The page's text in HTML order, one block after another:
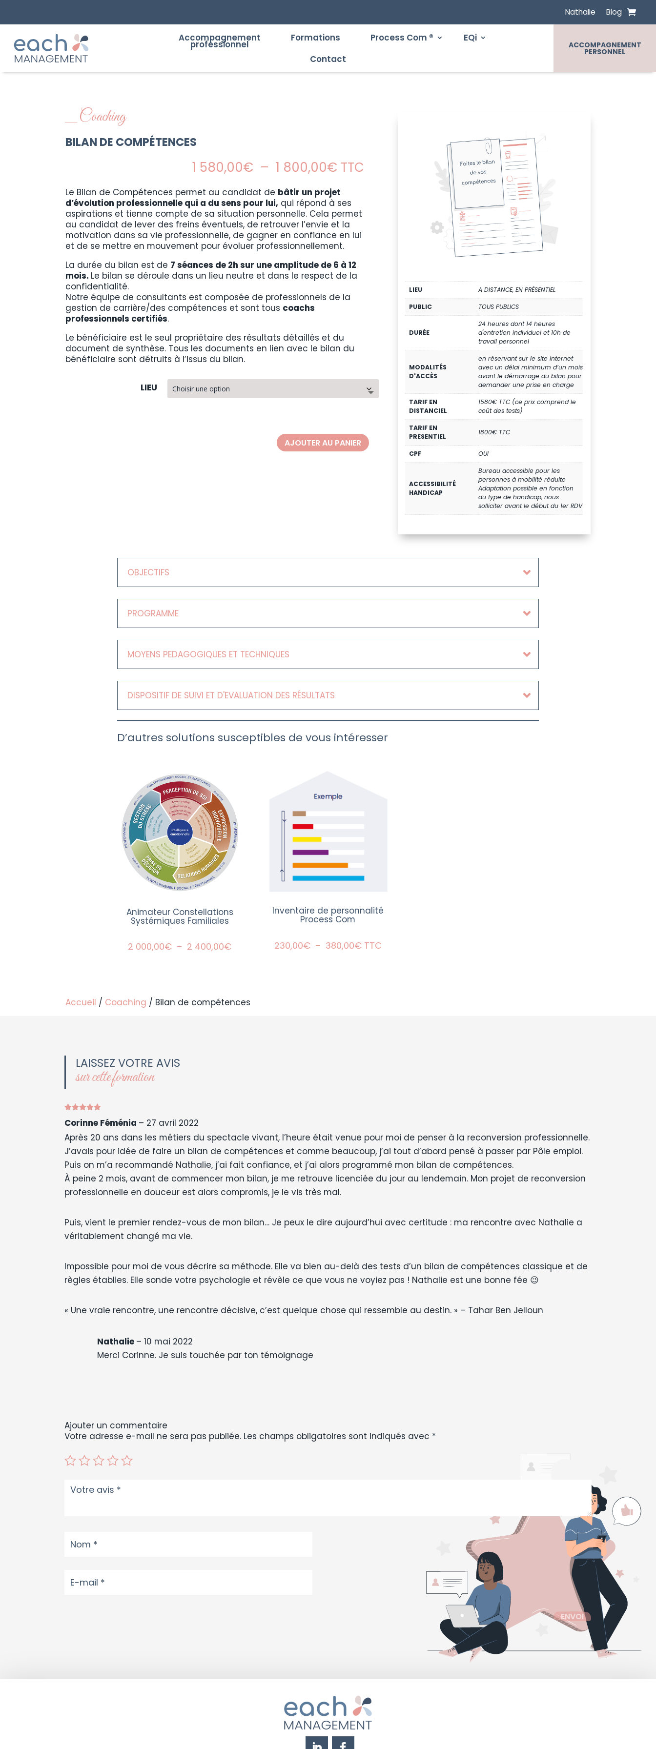
Nathalie Blog
Accompagnement
professionnel
Formations Process Com ®
EQi
Contact
ACCOMPAGNEMENT
PERSONNEL
_Coaching
BILAN DE COMPÉTENCES
1 580,00€ – 1 800,00€Plage
de
prix :
1
580,00€
à
1
800,00€
TTC
Le Bilan de Compétences permet au candidat de bâtir un projet
d’évolution professionnelle qui a du sens pour lui, qui répond à ses
aspirations et tienne compte de sa situation personnelle. Cela permet
au candidat de lever des freins éventuels, de retrouver l’envie et la
motivation dans sa vie professionnelle, de gagner en confiance en lui
et de se mettre en mouvement pour évoluer professionnellement.
La durée du bilan est de 7 séances de 2h sur une amplitude de 6 à 12
mois. Le bilan se déroule dans un lieu neutre et dans le respect de la
confidentialité.
Notre équipe de consultants est composée de professionnels de la
gestion de carrière/des compétences et sont tous coachs
professionnels certifiés.
Le bénéficiaire est le seul propriétaire des résultats détaillés et du
document de synthèse. Tous les documents en lien avec le bilan du
bénéficiaire sont détruits à l’issus du bilan.
LIEU
AJOUTER AU PANIER
LIEU A DISTANCE, EN PRÉSENTIEL
PUBLIC TOUS PUBLICS
DURÉE
24 heures dont 14 heures
d'entretien individuel et 10h de
travail personnel
MODALITÉS
D'ACCÈS
en réservant sur le site internet
avec un délai minimum d’un mois
avant le démarrage du bilan pour
demander une prise en charge
TARIF EN
DISTANCIEL
1580€ TTC (ce prix comprend le
coût des tests)
TARIF EN
PRESENTIEL
1800€ TTC
CPF OUI
ACCESSIBILITÉ
HANDICAP
Bureau accessible pour les
personnes à mobilité réduite
Adaptation possible en fonction
du type de handicap, nous
solliciter avant le début du 1er RDV
OBJECTIFS
PROGRAMME
MOYENS PEDAGOGIQUES ET TECHNIQUES
DISPOSITIF DE SUIVI ET D'EVALUATION DES RÉSULTATS
D’autres solutions susceptibles de vous intéresser
Animateur Constellations
Systémiques Familiales
2 000,00€ – 2 400,00€Plage
à
Inventaire de personnalité
Process Com
230,00€ – 380,00€Plage
TTC
Accueil / Coaching / Bilan de compétences
LAISSEZ VOTRE AVIS
sur cette formation
5
Corinne Féménia – 27 avril 2022
Après 20 ans dans les métiers du spectacle vivant, l’heure était venue pour moi de penser à la reconversion professionnelle.
J’avais pour idée de faire un bilan de compétences et comme beaucoup, j’ai tout d’abord pensé à passer par Pôle emploi.
Puis on m’a recommandé Nathalie, j’ai fait confiance, et j’ai alors programmé mon bilan de compétences.
À peine 2 mois, avant de commencer mon bilan, je me retrouve licenciée du jour au lendemain. Mon projet de reconversion
professionnelle en douceur est alors compromis, je le vis très mal.
Puis, vient le premier rendez-vous de mon bilan… Je peux le dire aujourd’hui avec certitude : ma rencontre avec Nathalie a
véritablement changé ma vie.
Impossible pour moi de vous décrire sa méthode. Elle va bien au-delà des tests d’un bilan de compétences classique et de
règles établies. Elle sonde votre psychologie et révèle ce que vous ne voyiez pas ! Nathalie est une bonne fée 😉
« Une vraie rencontre, une rencontre décisive, c’est quelque chose qui ressemble au destin. » – Tahar Ben Jelloun
Nathalie – 10 mai 2022
Merci Corinne. Je suis touchée par ton témoignage
Ajouter un commentaire
Votre adresse e-mail ne sera pas publiée. Les champs obligatoires sont indiqués avec *
ENVOI